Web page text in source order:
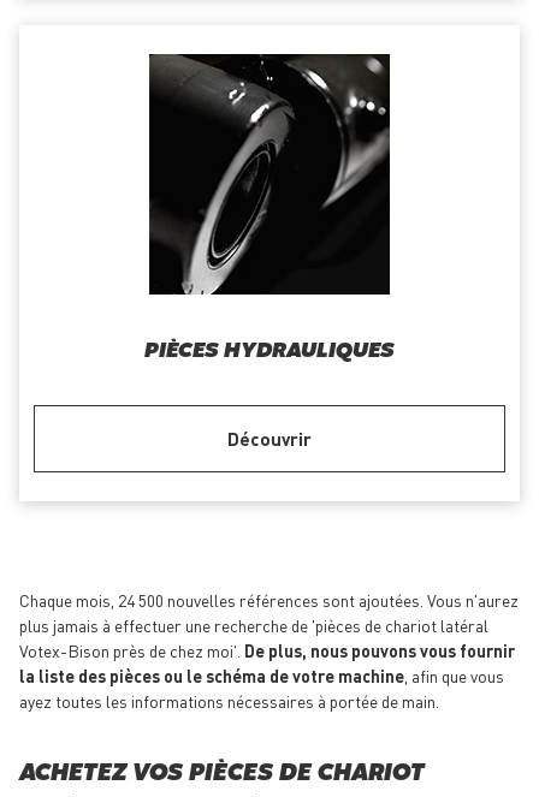
PIÈCES HYDRAULIQUES
Découvrir
Chaque mois, 24 500 nouvelles références sont ajoutées. Vous n'aurez
plus jamais à effectuer une recherche de 'pièces de chariot latéral
Votex-Bison près de chez moi'. De plus, nous pouvons vous fournir
la liste des pièces ou le schéma de votre machine , afin que vous
ayez toutes les informations nécessaires à portée de main.
ACHETEZ VOS PIÈCES DE CHARIOT